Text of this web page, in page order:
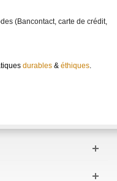
(Bancontact, carte de crédit,
durables & éthiques.